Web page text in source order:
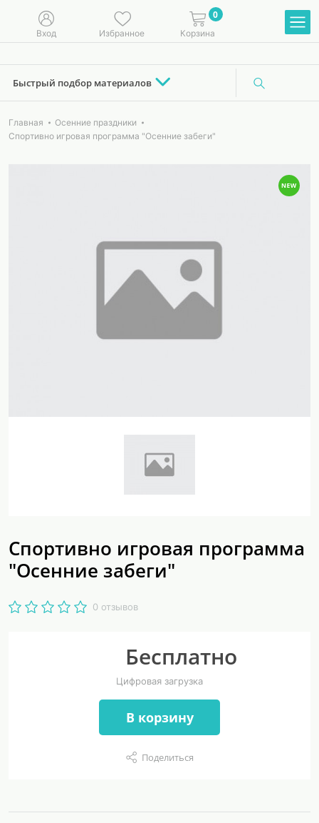
Вход Избранное
0
Корзина
Быстрый подбор материалов
Главная
Осенние праздники
Спортивно игровая программа "Осенние забеги"
Спортивно игровая программа
"Осенние забеги"
0 отзывов
Бесплатно
Цифровая загрузка
В корзину
Поделиться